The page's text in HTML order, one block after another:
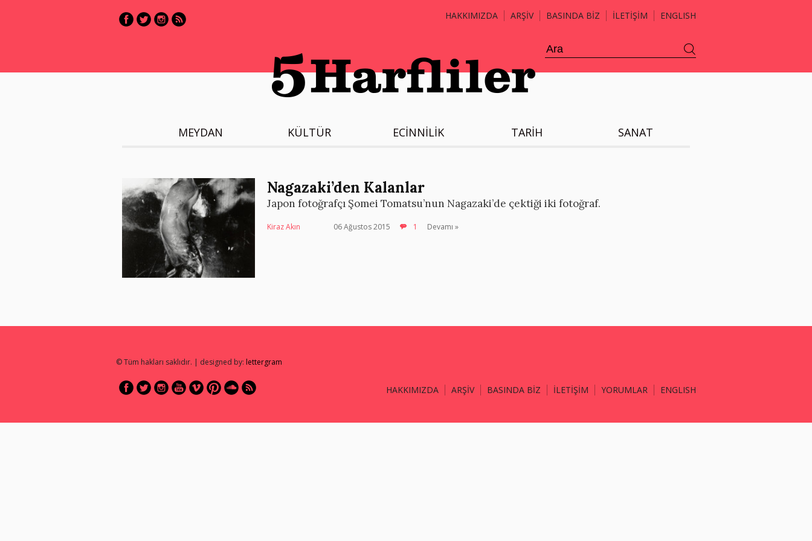
HAKKIMIZDA ARŞİV BASINDA BİZ İLETİŞİM ENGLISH
MEYDAN KÜLTÜR ECİNNİLİK TARİH SANAT
Nagazaki’den Kalanlar
Japon fotoğrafçı Şomei Tomatsu’nun Nagazaki’de çektiği iki fotoğraf.
Kiraz Akın 06 Ağustos 2015 1 Devamı »
© Tüm hakları saklıdır. | designed by: lettergram
HAKKIMIZDA ARŞİV BASINDA BİZ İLETİŞİM YORUMLAR ENGLISH